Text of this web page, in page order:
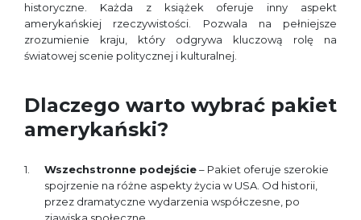
historyczne. Każda z książek oferuje inny aspekt
amerykańskiej rzeczywistości. Pozwala na pełniejsze
zrozumienie kraju, który odgrywa kluczową rolę na
światowej scenie politycznej i kulturalnej.
Dlaczego warto wybrać pakiet
amerykański?
Wszechstronne podejście– Pakiet oferuje szerokie
spojrzenie na różne aspekty życia w USA. Od historii,
przez dramatyczne wydarzenia współczesne, po